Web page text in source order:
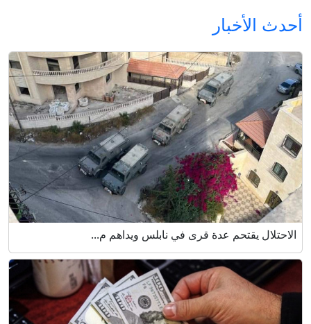
أحدث الأخبار
الاحتلال يقتحم عدة قرى في نابلس ويداهم م...